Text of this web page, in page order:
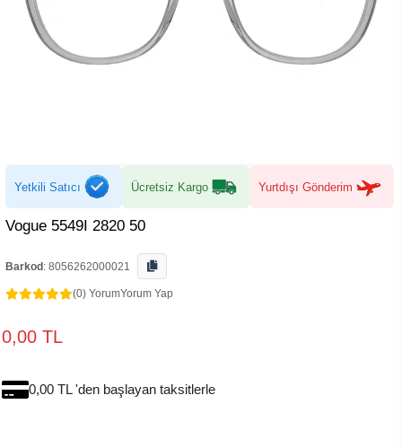
Yetkili Satıcı Ücretsiz Kargo Yurtdışı Gönderim
Vogue 5549I 2820 50
Barkod : 8056262000021
(0) YorumYorum Yap
0,00 TL
0,00 TL 'den başlayan taksitlerle